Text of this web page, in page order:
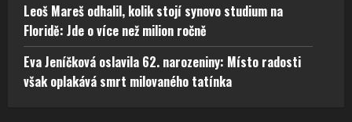
Leoš Mareš odhalil, kolik stojí synovo studium na
Floridě: Jde o více než milion ročně
Eva Jeníčková oslavila 62. narozeniny: Místo radosti
však oplakává smrt milovaného tatínka